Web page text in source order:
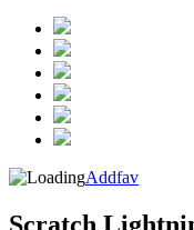
Addfav
Scratch